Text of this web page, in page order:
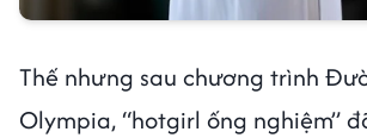
Thế nhưng sau chương trình
Olympia, “hotgirl ống nghiệm”